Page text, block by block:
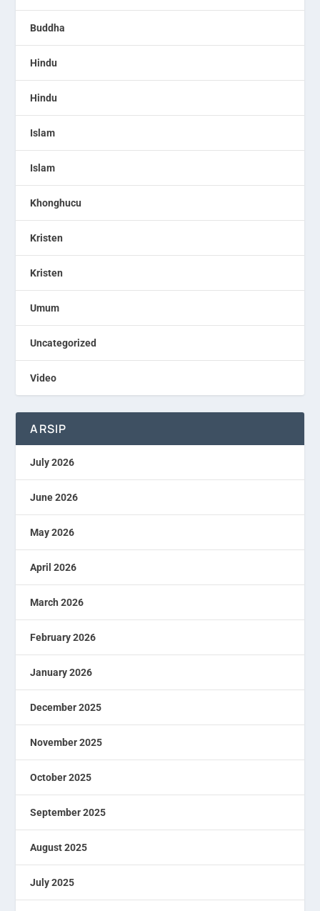
Buddha
Hindu
Hindu
Islam
Islam
Khonghucu
Kristen
Kristen
Umum
Uncategorized
Video
ARSIP
July 2026
June 2026
May 2026
April 2026
March 2026
February 2026
January 2026
December 2025
November 2025
October 2025
September 2025
August 2025
July 2025